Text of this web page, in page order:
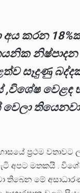
අය කරන
නිෂ්පාදන
සෑදුණු බද්දක්
,විශේෂ වෙළඳ
ප්‍රථම වතාවට
අපට මතකයි .
මේ